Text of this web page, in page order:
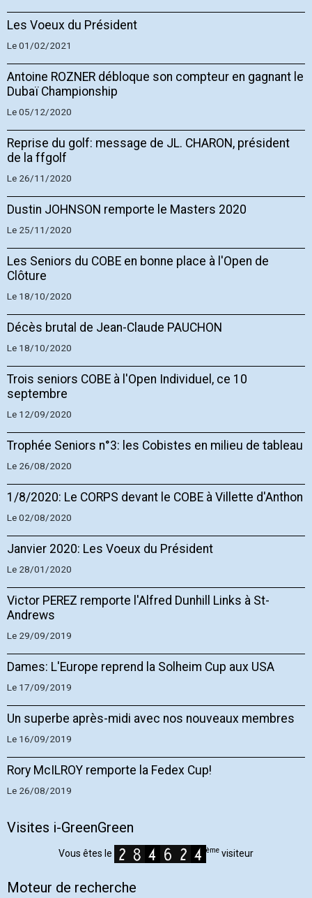
Les Voeux du Président
Le 01/02/2021
Antoine ROZNER débloque son compteur en gagnant le
Dubaï Championship
Le 05/12/2020
Reprise du golf: message de JL. CHARON, président
de la ffgolf
Le 26/11/2020
Dustin JOHNSON remporte le Masters 2020
Le 25/11/2020
Les Seniors du COBE en bonne place à l'Open de
Clôture
Le 18/10/2020
Décès brutal de Jean-Claude PAUCHON
Le 18/10/2020
Trois seniors COBE à l'Open Individuel, ce 10
septembre
Le 12/09/2020
Trophée Seniors n°3: les Cobistes en milieu de tableau
Le 26/08/2020
1/8/2020: Le CORPS devant le COBE à Villette d'Anthon
Le 02/08/2020
Janvier 2020: Les Voeux du Président
Le 28/01/2020
Victor PEREZ remporte l'Alfred Dunhill Links à St-
Andrews
Le 29/09/2019
Dames: L'Europe reprend la Solheim Cup aux USA
Le 17/09/2019
Un superbe après-midi avec nos nouveaux membres
Le 16/09/2019
Rory McILROY remporte la Fedex Cup!
Le 26/08/2019
Visites i-GreenGreen
Vous êtes le ème visiteur
Moteur de recherche